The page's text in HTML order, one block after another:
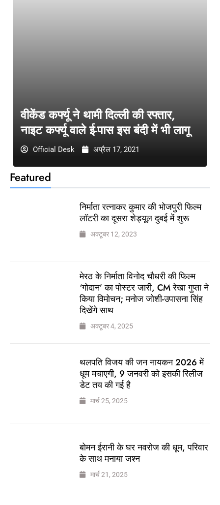
Featured
निर्माता रत्नाकर कुमार की भोजपुरी फिल्म
लॉटरी का दूसरा शेड्यूल दुबई में शुरू
अक्टूबर 12, 2023
मेरठ के निर्माता विनोद चौधरी की फिल्म
‘गोदान’ का पोस्टर जारी, CM रेखा गुप्ता ने
किया विमोचन; मनोज जोशी-उपासना सिंह
दिखेंगे साथ
अक्टूबर 4, 2025
थलपति विजय की जन नायकन 2026 में
धूम मचाएगी, 9 जनवरी को इसकी रिलीज
डेट तय की गई है
मार्च 25, 2025
बोमन ईरानी के घर नवरोज की धूम, परिवार
के साथ मनाया जश्न
मार्च 21, 2025
वीकेंड कर्फ्यू ने थामी दिल्ली की रफ्तार,
नाइट कर्फ्यू वाले ई-पास इस बंदी में भी लागू
Official Desk अप्रैल 17, 2021